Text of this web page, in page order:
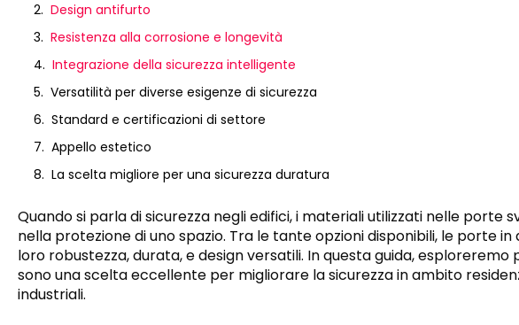
Design antifurto
Resistenza alla corrosione e longevità
Integrazione della sicurezza intelligente
Versatilità per diverse esigenze di sicurezza
Standard e certificazioni di settore
Appello estetico
La scelta migliore per una sicurezza duratura
Quando si parla di sicurezza negli edifici, i materiali utilizzati nelle porte
nella protezione di uno spazio. Tra le tante opzioni disponibili, le porte
loro robustezza, durata, e design versatili. In questa guida,
sono una scelta eccellente per migliorare la sicurezza in ambito
industriali.